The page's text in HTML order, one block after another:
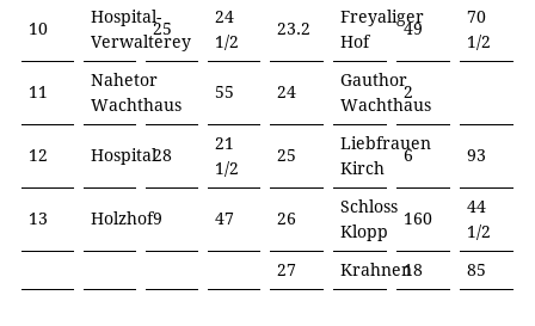
10
Hospital-
Verwalterey
25
24
1/2
23.2
Freyaliger
Hof
49
70
1/2
11
Nahetor
Wachthaus
55 24
Gauthor
Wachthaus
2
12 Hospital28
21
1/2
25
Liebfrauen
Kirch
6 93
13 Holzhof9 47 26
Schloss
Klopp
160
44
1/2
27
Krahnen18 85